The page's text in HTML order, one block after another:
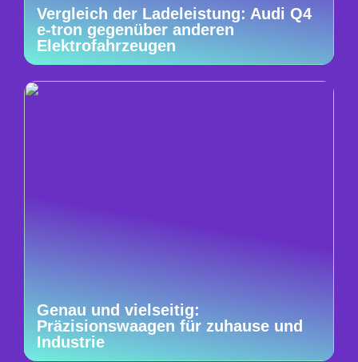
Vergleich der Ladeleistung: Audi Q4
e-tron gegenüber anderen
Elektrofahrzeugen
Genau und vielseitig:
Präzisionswaagen für zuhause und
Industrie